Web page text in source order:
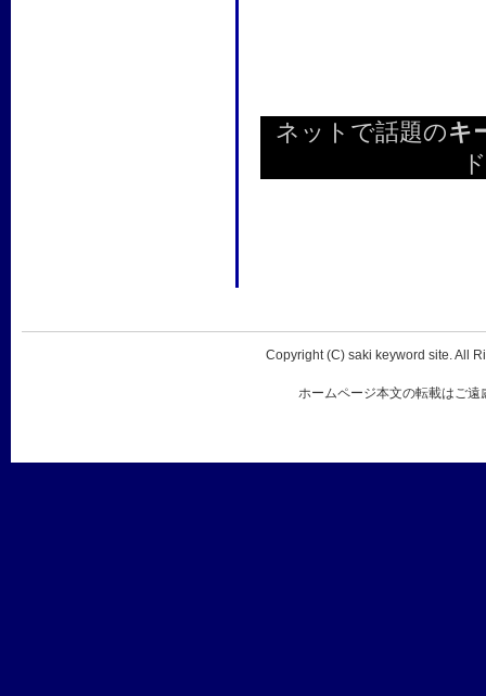
ネットで話題のキ
Copyright (C) saki keyword site. All
ホームページ本文の転載はご